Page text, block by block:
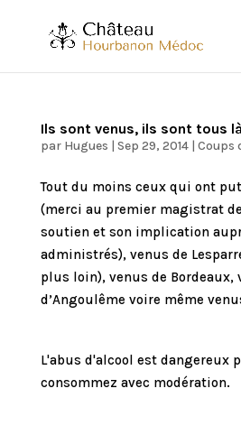
Ils sont venus, ils sont tous
par Hugues | Sep 29, 2014| Coups
Tout du moins ceux qui ont
(merci au premier magistrat
soutien et son implication
administrés), venus de
plus loin), venus de Bordeaux,
d’Angoulême voire même
L'abus d'alcool est dangereux
consommez avec modération.